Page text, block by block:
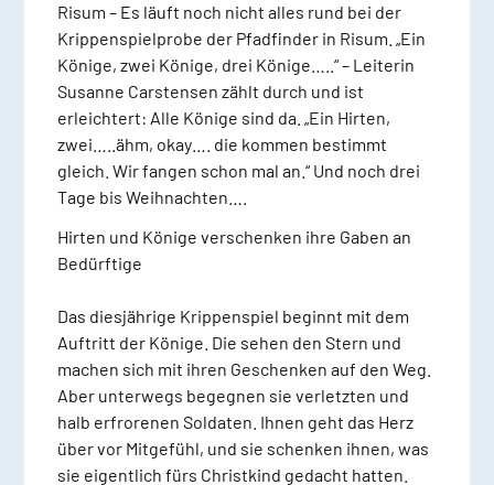
Risum – Es läuft noch nicht alles rund bei der
Krippenspielprobe der Pfadfinder in Risum. „Ein
Könige, zwei Könige, drei Könige…..“ – Leiterin
Susanne Carstensen zählt durch und ist
erleichtert: Alle Könige sind da. „Ein Hirten,
zwei…..ähm, okay…. die kommen bestimmt
gleich. Wir fangen schon mal an.“ Und noch drei
Tage bis Weihnachten….
Hirten und Könige verschenken ihre Gaben an
Bedürftige
Das diesjährige Krippenspiel beginnt mit dem
Auftritt der Könige. Die sehen den Stern und
machen sich mit ihren Geschenken auf den Weg.
Aber unterwegs begegnen sie verletzten und
halb erfrorenen Soldaten. Ihnen geht das Herz
über vor Mitgefühl, und sie schenken ihnen, was
sie eigentlich fürs Christkind gedacht hatten.